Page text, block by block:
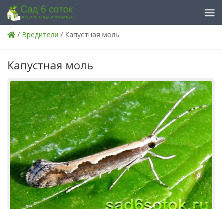
Skip to content
/ Вредители / Капустная моль
Капустная моль